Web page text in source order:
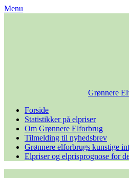
Skip
Menu
Grønnere
Forside
Statistikker på elpriser
Om Grønnere Elforbrug
Tilmelding til nyhedsbrev
Grønnere elforbrugs kunstige
Elpriser og elprisprognose for